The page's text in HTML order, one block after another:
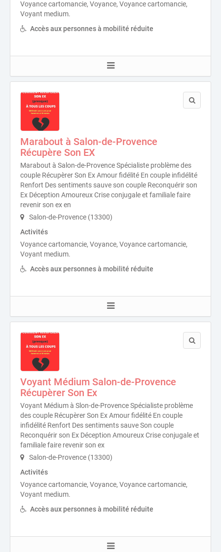
Voyance cartomancie, Voyance, Voyance cartomancie,
Voyant medium.
Accès aux personnes à mobilité réduite
Marabout à Salon-de-Provence
Récupère Son EX
Marabout à Salon-de-Provence Spécialiste problème des
couple Récupèrer Son Ex Amour fidélité En couple infidélité
Renfort Des sentiments sauve son couple Reconquérir son
Ex Déception Amoureux Crise conjugale et familiale faire
revenir son ex en
Salon-de-Provence (13300)
Activités
Voyance cartomancie, Voyance, Voyance cartomancie,
Voyant medium.
Accès aux personnes à mobilité réduite
Voyant Médium Salon-de-Provence
Récupèrer Son Ex
Voyant Médium à Slon-de-Provence Spécialiste problème
des couple Récupèrer Son Ex Amour fidélité En couple
infidélité Renfort Des sentiments sauve Son couple
Reconquérir son Ex Déception Amoureux Crise conjugale et
familiale faire revenir son ex
Salon-de-Provence (13300)
Activités
Voyance cartomancie, Voyance, Voyance cartomancie,
Voyant medium.
Accès aux personnes à mobilité réduite